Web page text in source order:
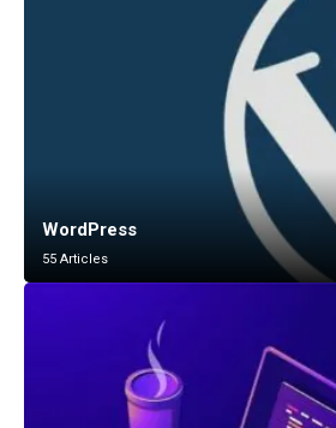
WordPress
55 Articles